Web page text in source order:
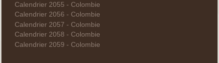
Calendrier 2055 - Colombie
Calendrier 2056 - Colombie
Calendrier 2057 - Colombie
Calendrier 2058 - Colombie
Calendrier 2059 - Colombie